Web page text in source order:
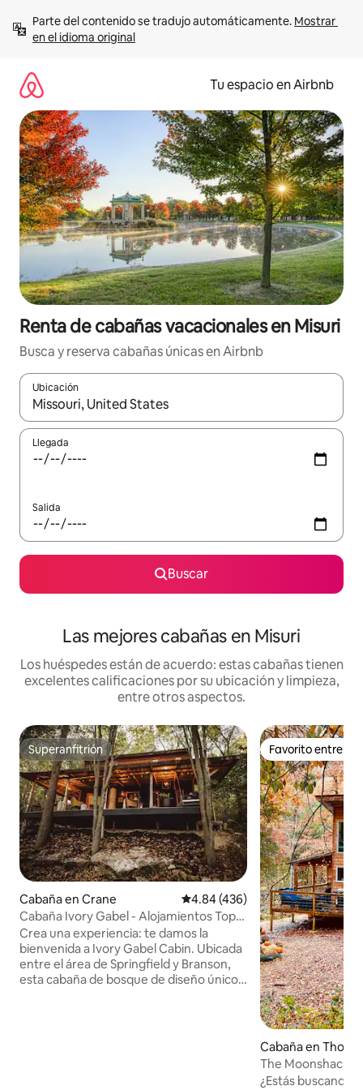
contenido
Parte del contenido se tradujo automáticamente. Mostrar
en el idioma original
Tu espacio en Airbnb
Renta de cabañas vacacionales en Misuri
Busca y reserva cabañas únicas en Airbnb
Ubicación
Cuando los resultados estén disponibles, podrás navegar
Llegada
Salida
Buscar
Las mejores cabañas en Misuri
Los huéspedes están de acuerdo: estas cabañas tienen
excelentes calificaciones por su ubicación y limpieza,
entre otros aspectos.
Superanfitrión
Superanfitrión
Cabaña en Crane Calificación promedio: 4.84 de
4.84 (436)
Cabaña Ivory Gabel - Alojamientos Top
Midwest
Crea una experiencia: te damos la
bienvenida a Ivory Gabel Cabin. Ubicada
entre el área de Springfield y Branson,
esta cabaña de bosque de diseño único
Favorito entre
Favorito entre
Cabaña en
The Moonshack:
en 50 acres
¿Estás buscando